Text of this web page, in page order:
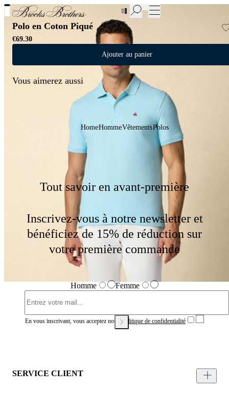
Nouvelles pièces en Soldes | Jusqu'à -50%
Polo en Coton Piqué
€69.30
Ajouter au panier
Vous aimerez aussi
HomeHommeVêtementsPolos
Tout savoir en avant-première
Inscrivez-vous à notre newsletter et
bénéficiez de 15% de réduction sur
votre première commande
Homme Femme
En vous inscrivant, vous acceptez notrePolitique de confidentialité
SERVICE CLIENT